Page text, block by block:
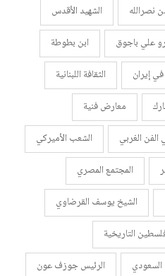
نصرالله
الشهيد الأقدس
علي باجوق
ابن بطوطة
في إيران
الثقافة اللبنانية
معارض فنية
الغربي
الشعب الأميركي
المجتمع المصري
الشيخ يوسف القرضاوي
التاريخية
السعودي
الرئيس جوزف عون